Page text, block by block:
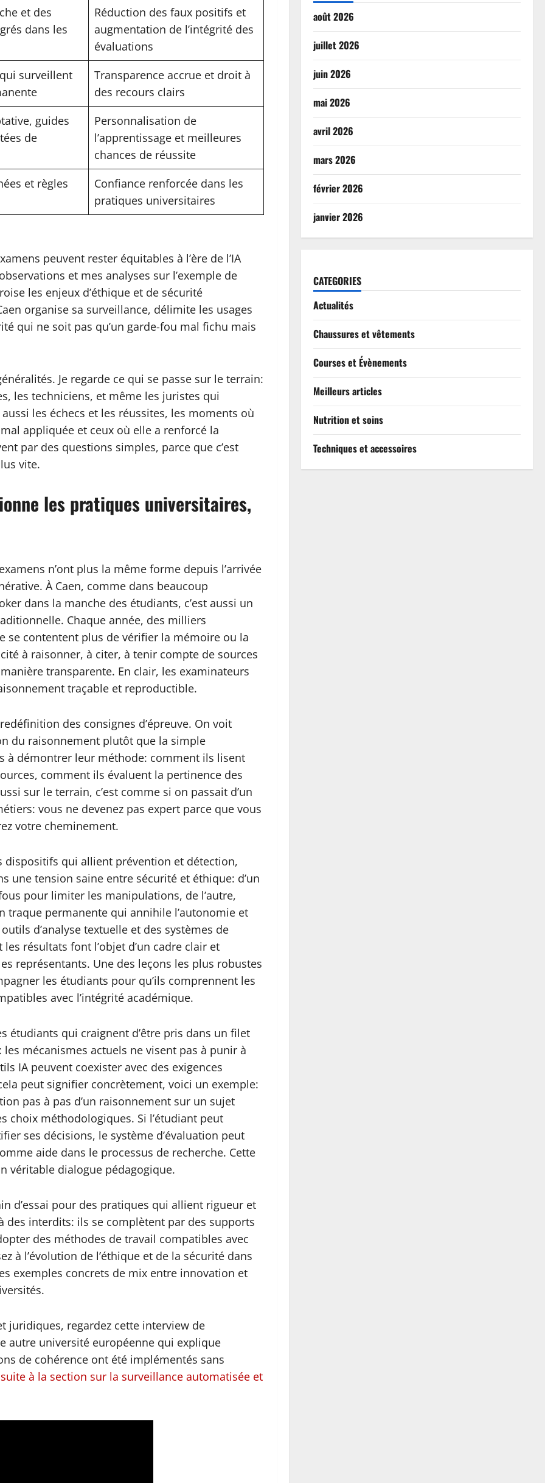
et des
dans les
Réduction des faux positifs et
augmentation de l’intégrité des
évaluations
surveillent
Transparence accrue et droit à
des recours clairs
guides
de
Personnalisation de
l’apprentissage et meilleures
chances de réussite
et règles
Confiance renforcée dans les
pratiques universitaires
peuvent rester équitables à l’ère de l’IA
et mes analyses sur l’exemple de
les enjeux d’éthique et de sécurité
organise sa surveillance, délimite les usages
qui ne soit pas qu’un garde-fou mal fichu mais
Je regarde ce qui se passe sur le terrain:
les techniciens, et même les juristes qui
les échecs et les réussites, les moments où
appliquée et ceux où elle a renforcé la
par des questions simples, parce que c’est
vite.
les pratiques universitaires,
n’ont plus la même forme depuis l’arrivée
À Caen, comme dans beaucoup
dans la manche des étudiants, c’est aussi un
Chaque année, des milliers
se contentent plus de vérifier la mémoire ou la
à raisonner, à citer, à tenir compte de sources
transparente. En clair, les examinateurs
traçable et reproductible.
des consignes d’épreuve. On voit
du raisonnement plutôt que la simple
à démontrer leur méthode: comment ils lisent
comment ils évaluent la pertinence des
sur le terrain, c’est comme si on passait d’un
vous ne devenez pas expert parce que vous
votre cheminement.
dispositifs qui allient prévention et détection,
une tension saine entre sécurité et éthique: d’un
pour limiter les manipulations, de l’autre,
traque permanente qui annihile l’autonomie et
d’analyse textuelle et des systèmes de
résultats font l’objet d’un cadre clair et
représentants. Une des leçons les plus robustes
les étudiants pour qu’ils comprennent les
avec l’intégrité académique.
étudiants qui craignent d’être pris dans un filet
mécanismes actuels ne visent pas à punir à
IA peuvent coexister avec des exigences
peut signifier concrètement, voici un exemple:
pas à pas d’un raisonnement sur un sujet
choix méthodologiques. Si l’étudiant peut
ses décisions, le système d’évaluation peut
aide dans le processus de recherche. Cette
véritable dialogue pédagogique.
d’essai pour des pratiques qui allient rigueur et
des interdits: ils se complètent par des supports
des méthodes de travail compatibles avec
à l’évolution de l’éthique et de la sécurité dans
exemples concrets de mix entre innovation et
juridiques, regardez cette interview de
autre université européenne qui explique
de cohérence ont été implémentés sans
à la section sur la surveillance automatisée et
août 2026
juillet 2026
juin 2026
mai 2026
avril 2026
mars 2026
février 2026
janvier 2026
CATEGORIES
Actualités
Chaussures et vêtements
Courses et Évènements
Meilleurs articles
Nutrition et soins
Techniques et accessoires